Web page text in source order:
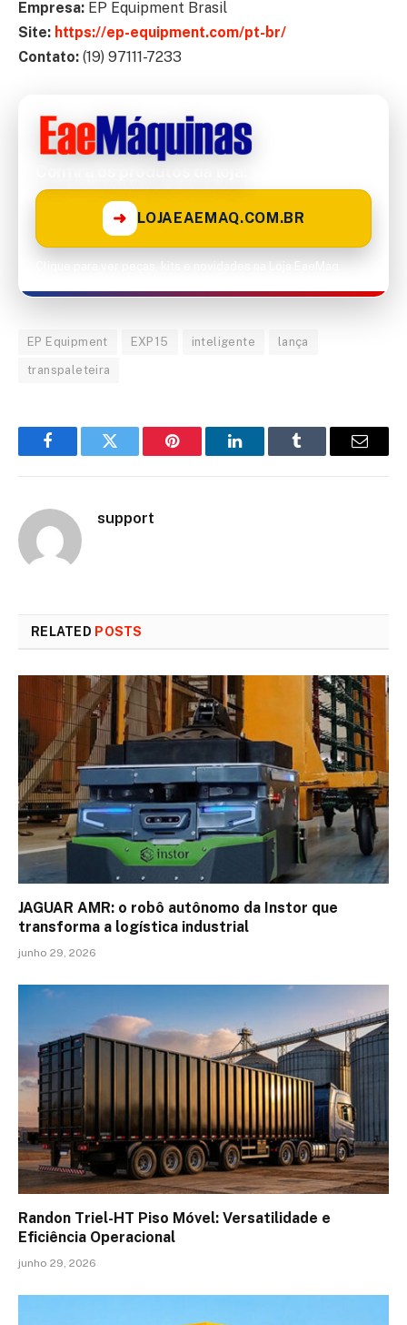
Empresa: EP Equipment Brasil
Site: https://ep-equipment.com/pt-br/
Contato: (19) 97111-7233
➜ LOJAEAEMAQ.COM.BR
EP Equipment EXP15 inteligente lança
transpaleteira
FacebookTwitter Pinterest LinkedInTumblr Email
support
RELATED POSTS
JAGUAR AMR: o robô autônomo da Instor que
transforma a logística industrial
junho 29, 2026
Randon Triel-HT Piso Móvel: Versatilidade e
Eficiência Operacional
junho 29, 2026